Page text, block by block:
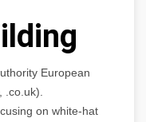
European
on white-hat